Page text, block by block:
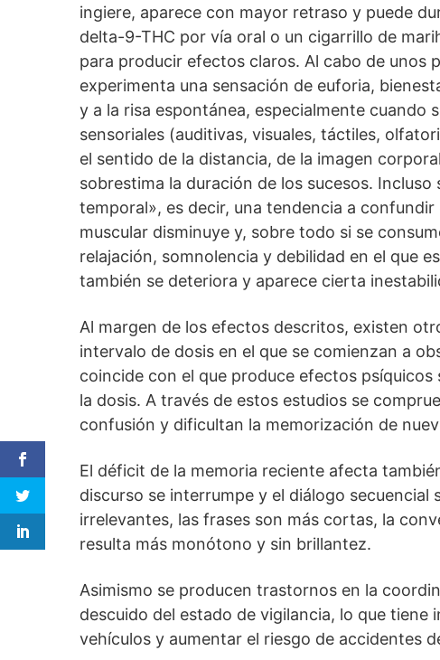
ingiere, aparece con mayor retraso y puede
delta-9-THC por vía oral o un cigarrillo de
para producir efectos claros. Al cabo de unos
experimenta una sensación de euforia,
y a la risa espontánea, especialmente cuando
sensoriales (auditivas, visuales, táctiles,
el sentido de la distancia, de la imagen
sobrestima la duración de los sucesos.
temporal», es decir, una tendencia a
muscular disminuye y, sobre todo si se
relajación, somnolencia y debilidad en el que
también se deteriora y aparece cierta
Al margen de los efectos descritos, existen
intervalo de dosis en el que se comienzan a
coincide con el que produce efectos
la dosis. A través de estos estudios se
confusión y dificultan la memorización de
El déficit de la memoria reciente afecta
discurso se interrumpe y el diálogo secuencial
irrelevantes, las frases son más cortas, la
resulta más monótono y sin brillantez.
Asimismo se producen trastornos en la
descuido del estado de vigilancia, lo que
vehículos y aumentar el riesgo de accidentes